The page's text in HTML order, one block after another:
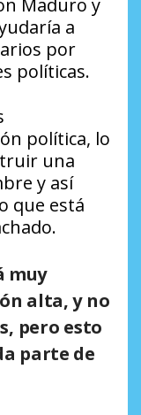
Maduro y
a
por
políticas.
política, lo
una
y así
que está
muy
alta, y no
pero esto
parte de